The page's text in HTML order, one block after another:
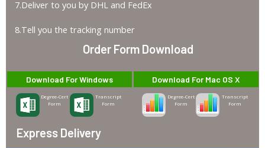
7.Deliver to you by DHL and FedEx
8.Tell you the tracking number
Order Form Download
Download For Windows
Degree-Cert
Form
Transcript
Form
Download For Mac OS X
Degree-Cert
Form
Transcript
Form
Express Delivery